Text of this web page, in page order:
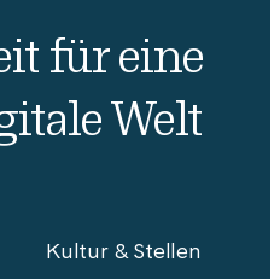
für eine
Welt
Kultur & Stellen